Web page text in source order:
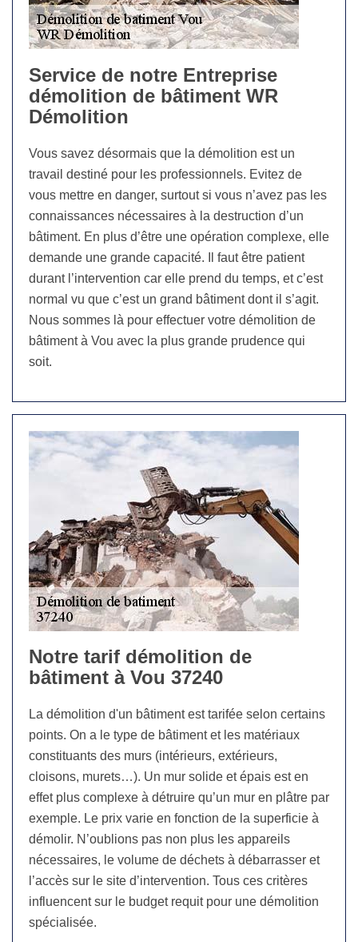
Service de notre Entreprise
démolition de bâtiment WR
Démolition
Vous savez désormais que la démolition est un
travail destiné pour les professionnels. Evitez de
vous mettre en danger, surtout si vous n’avez pas les
connaissances nécessaires à la destruction d’un
bâtiment. En plus d’être une opération complexe, elle
demande une grande capacité. Il faut être patient
durant l’intervention car elle prend du temps, et c’est
normal vu que c’est un grand bâtiment dont il s’agit.
Nous sommes là pour effectuer votre démolition de
bâtiment à Vou avec la plus grande prudence qui
soit.
Notre tarif démolition de
bâtiment à Vou 37240
La démolition d'un bâtiment est tarifée selon certains
points. On a le type de bâtiment et les matériaux
constituants des murs (intérieurs, extérieurs,
cloisons, murets…). Un mur solide et épais est en
effet plus complexe à détruire qu’un mur en plâtre par
exemple. Le prix varie en fonction de la superficie à
démolir. N’oublions pas non plus les appareils
nécessaires, le volume de déchets à débarrasser et
l’accès sur le site d’intervention. Tous ces critères
influencent sur le budget requit pour une démolition
spécialisée.